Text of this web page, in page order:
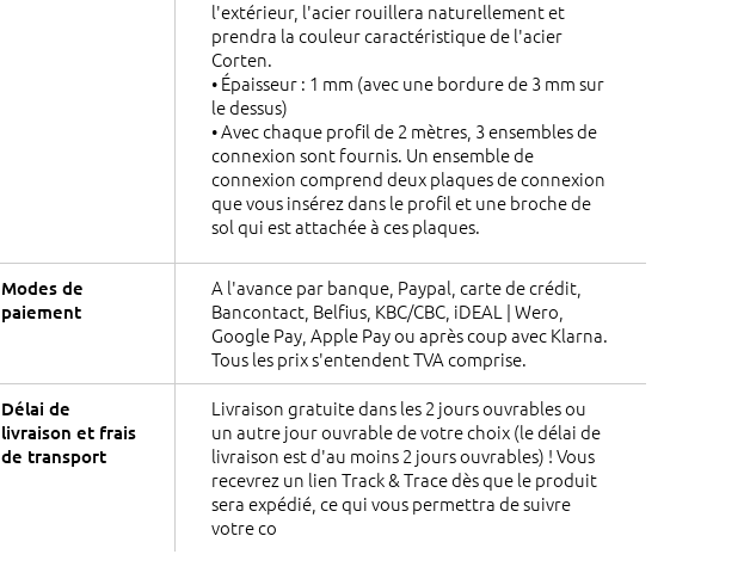
l'extérieur, l'acier rouillera naturellement et
prendra la couleur caractéristique de l'acier
Corten.
• Épaisseur : 1 mm (avec une bordure de 3 mm sur
le dessus)
• Avec chaque profil de 2 mètres, 3 ensembles de
connexion sont fournis. Un ensemble de
connexion comprend deux plaques de connexion
que vous insérez dans le profil et une broche de
sol qui est attachée à ces plaques.
Modes de
paiement
A l'avance par banque, Paypal, carte de crédit,
Bancontact, Belfius, KBC/CBC, iDEAL | Wero,
Google Pay, Apple Pay ou après coup avec Klarna.
Tous les prix s'entendent TVA comprise.
Délai de
livraison et frais
de transport
Livraison gratuite dans les 2 jours ouvrables ou
un autre jour ouvrable de votre choix (le délai de
livraison est d'au moins 2 jours ouvrables) ! Vous
recevrez un lien Track & Trace dès que le produit
sera expédié, ce qui vous permettra de suivre
votre co